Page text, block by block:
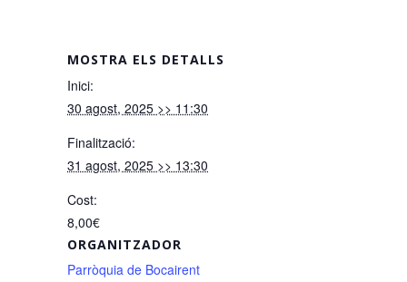
MOSTRA ELS DETALLS
Inici:
30 agost, 2025 >> 11:30
Finalització:
31 agost, 2025 >> 13:30
Cost:
8,00€
ORGANITZADOR
Parròquia de Bocairent